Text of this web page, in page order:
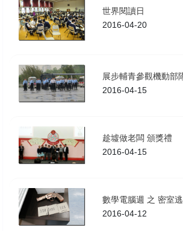
世界閱讀日
2016-04-20
展步輔青參觀機動部
2016-04-15
趁墟做老闆 頒獎禮
2016-04-15
數學電腦週 之 密室
2016-04-12